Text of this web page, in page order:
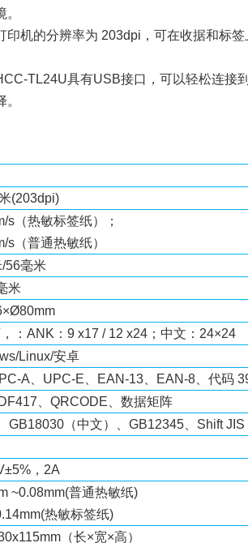
印机的分辨率为 203dpi，可在收据和标
TL24U具有USB接口，可以轻松连
(203dpi)
s（热敏标签纸）；
s（普通热敏纸）
56毫米
米
：ANK：9 x17 / 12 x24；中文：24×24
Linux/安卓
A、UPC-E、EAN-13、EAN-8、代码
、QRCODE、数据矩阵
GB18030（中文）、GB12345、Shift
，2A
~0.08mm(普通热敏纸)
热敏标签纸)
（长×宽×高）